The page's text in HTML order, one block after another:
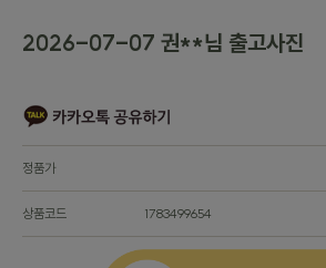
2026-07-07 권**님 출고사진
정품가
상품코드 1783499654